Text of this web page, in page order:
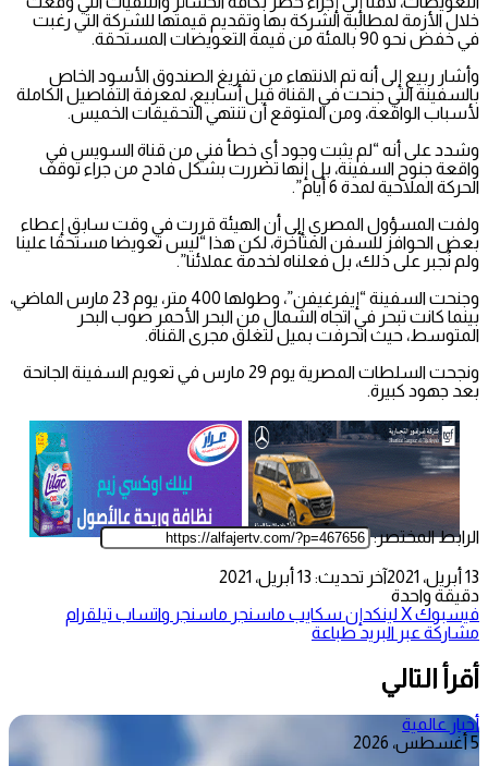
خلال الأزمة لمطالبة الشركة بها وتقديم قيمتها للشركة التي رغبت
في خفض نحو 90 بالمئة من قيمة التعويضات المستحقة.
وأشار ربيع إلى أنه تم الانتهاء من تفريغ الصندوق الأسود الخاص
بالسفينة التي جنحت في القناة قبل أسابيع، لمعرفة التفاصيل الكاملة
لأسباب الواقعة، ومن المتوقع أن تنتهي التحقيقات الخميس.
وشدد على أنه “لم يثبت وجود أي خطأ فني من قناة السويس في
واقعة جنوح السفينة، بل إنها تضررت بشكل فادح من جراء توقف
الحركة الملاحية لمدة 6 أيام”.
ولفت المسؤول المصري إلى أن الهيئة قررت في وقت سابق إعطاء
بعض الحوافز للسفن المتأخرة، لكن هذا “ليس تعويضا مستحقا علينا
ولم نُجبر على ذلك، بل فعلناه لخدمة عملائنا”.
وجنحت السفينة “إيفرغيفن”، وطولها 400 متر، يوم 23 مارس الماضي،
بينما كانت تبحر في اتجاه الشمال من البحر الأحمر صوب البحر
المتوسط، حيث انحرفت بميل لتغلق مجرى القناة.
ونجحت السلطات المصرية يوم 29 مارس في تعويم السفينة الجانحة
بعد جهود كبيرة.
الرابط المختصر:
13 أبريل، 2021
آخر تحديث: 13 أبريل، 2021
دقيقة واحدة
فيسبوك‫Xلينكدإن سكايب ماسنجر ماسنجر واتساب تيلقرام
مشاركة عبر البريد طباعة
أقرأ التالي
أخبار عالمية
5 أغسطس، 2026